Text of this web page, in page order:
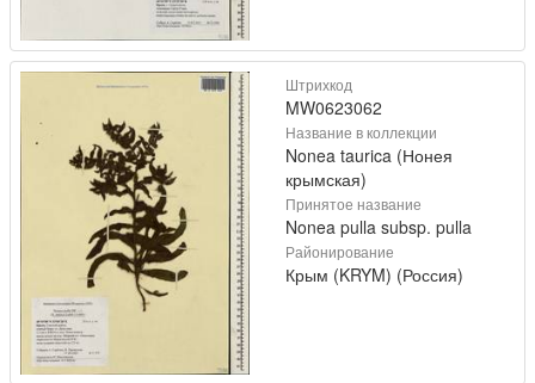
Штрихкод
MW0623062
Название в коллекции
Nonea taurica (Нонея
крымская)
Принятое название
Nonea pulla subsp. pulla
Районирование
Крым (KRYM) (Россия)